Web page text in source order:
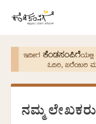
ನಮ್ಮ ಲೇಖಕರು